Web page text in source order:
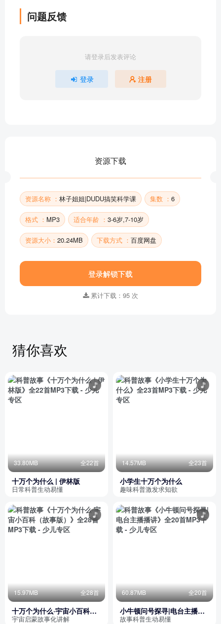
问题反馈
请登录后发表评论
登录 注册
资源下载
资源名称 ： 林子姐姐|DUDU搞笑科学课 集数 ： 6
格式 ： MP3 适合年龄 ： 3-6岁,7-10岁
资源大小： 20.24MB 下载方式 ： 百度网盘
登录解锁下载
累计下载：95 次
猜你喜欢
33.80MB 全22首
十万个为什么 | 伊林版
日常科普生动易懂
14.57MB 全23首
小学生十万个为什么
趣味科普激发求知欲
15.97MB 全28首
十万个为什么·宇宙小百科
（故事版）
宇宙启蒙故事化讲解
60.87MB 全20首
小牛顿问号探寻|电台主播播
讲
故事科普生动易懂